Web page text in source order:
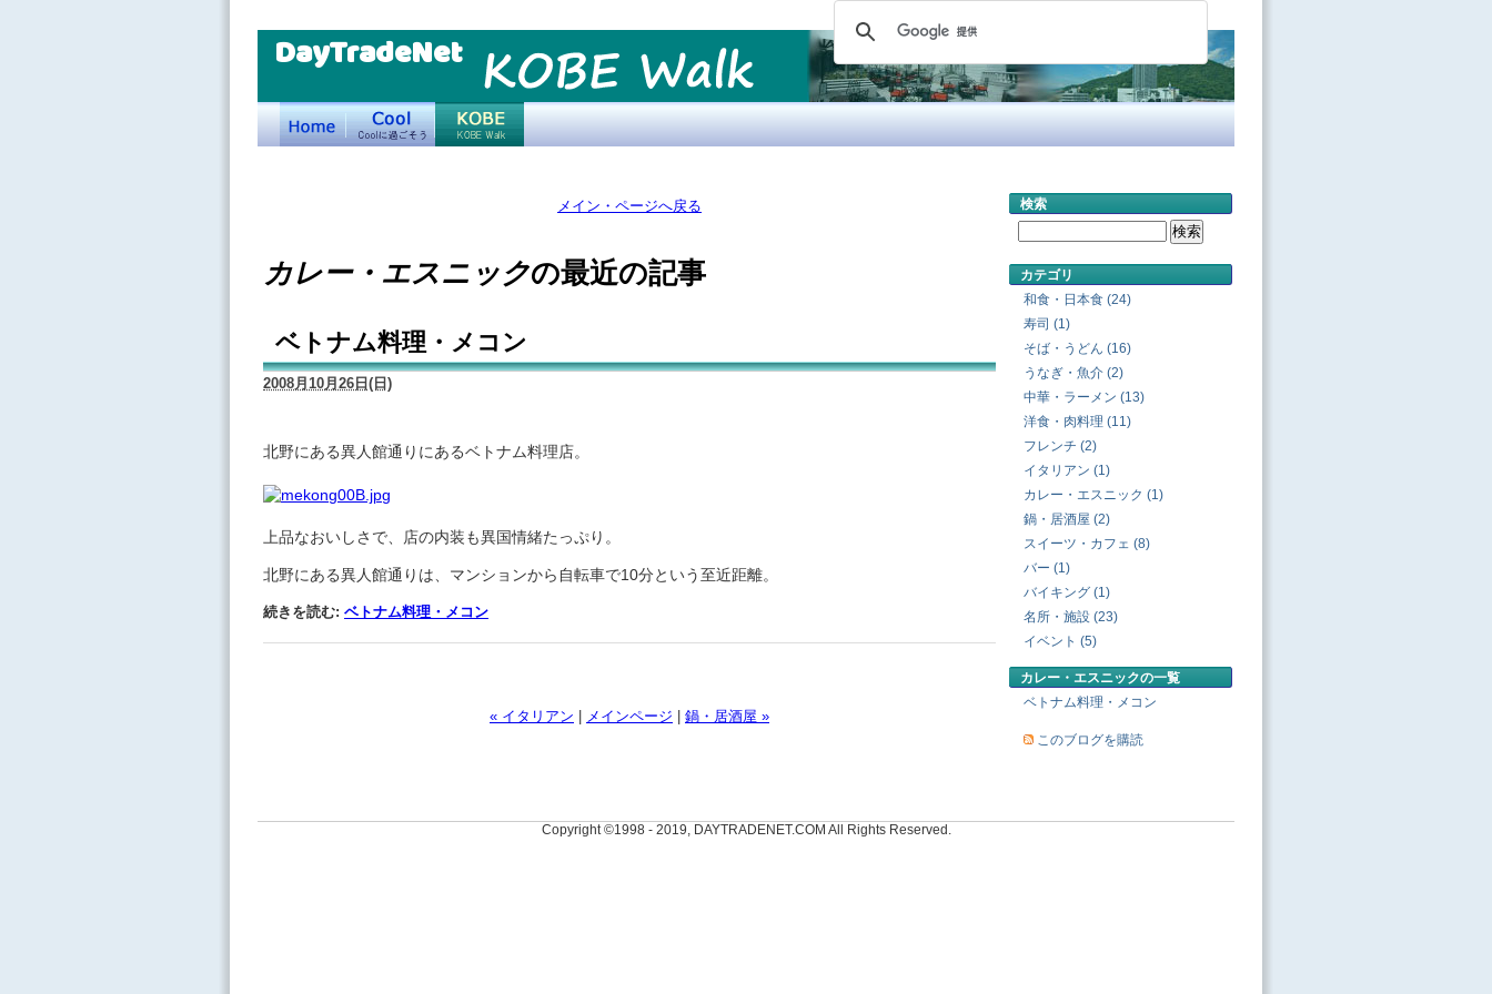
DayTradeNet
メイン・ページへ戻る
カレー・エスニックの最近の記事
ベトナム料理・メコン
2008月10月26日(日)
北野にある異人館通りにあるベトナム料理店。
上品なおいしさで、店の内装も異国情緒たっぷり。
北野にある異人館通りは、マンションから自転車で10分という至近距離。
続きを読む: ベトナム料理・メコン
« イタリアン メインページ 鍋・居酒屋 »
検索
カテゴリ
和食・日本食 (24)
寿司 (1)
そば・うどん (16)
うなぎ・魚介 (2)
中華・ラーメン (13)
洋食・肉料理 (11)
フレンチ (2)
イタリアン (1)
カレー・エスニック (1)
鍋・居酒屋 (2)
スイーツ・カフェ (8)
バー (1)
バイキング (1)
名所・施設 (23)
イベント (5)
カレー・エスニックの一覧
ベトナム料理・メコン
このブログを購読
Copyright ©1998 - 2019, DAYTRADENET.COM All Rights Reserved.